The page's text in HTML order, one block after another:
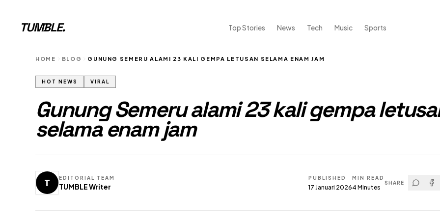
TUMBLE. Top Stories News Tech Music Sports
HOME BLOG GUNUNG SEMERU ALAMI 23 KALI GEMPA LETUSAN SELAMA ENAM JAM
HOT NEWS VIRAL
Gunung Semeru alami 23 kali gempa
selama enam jam
T EDITORIAL TEAM
TUMBLE Writer
PUBLISHED
17 Januari 2026
MIN READ
4 Minutes
SHARE